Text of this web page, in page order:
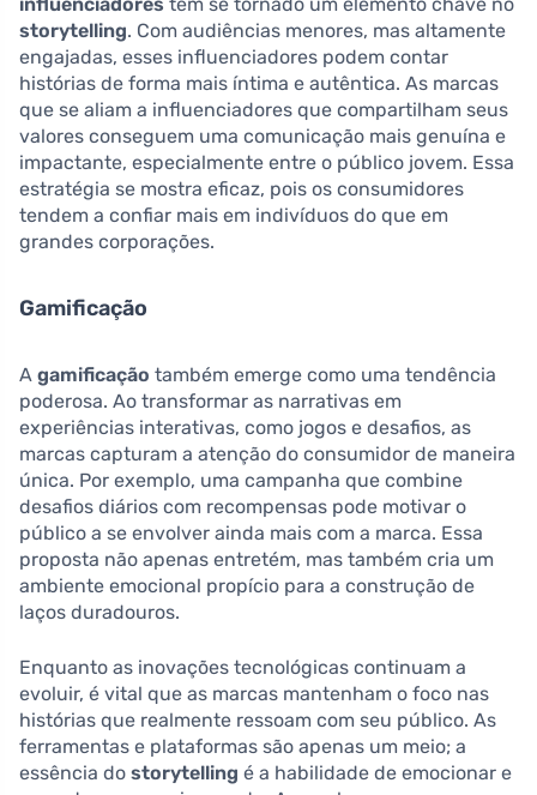
influenciadores tem se tornado um elemento chave no
storytelling. Com audiências menores, mas altamente
engajadas, esses influenciadores podem contar
histórias de forma mais íntima e autêntica. As marcas
que se aliam a influenciadores que compartilham seus
valores conseguem uma comunicação mais genuína e
impactante, especialmente entre o público jovem. Essa
estratégia se mostra eficaz, pois os consumidores
tendem a confiar mais em indivíduos do que em
grandes corporações.
Gamificação
A gamificação também emerge como uma tendência
poderosa. Ao transformar as narrativas em
experiências interativas, como jogos e desafios, as
marcas capturam a atenção do consumidor de maneira
única. Por exemplo, uma campanha que combine
desafios diários com recompensas pode motivar o
público a se envolver ainda mais com a marca. Essa
proposta não apenas entretém, mas também cria um
ambiente emocional propício para a construção de
laços duradouros.
Enquanto as inovações tecnológicas continuam a
evoluir, é vital que as marcas mantenham o foco nas
histórias que realmente ressoam com seu público. As
ferramentas e plataformas são apenas um meio; a
essência do storytelling é a habilidade de emocionar e